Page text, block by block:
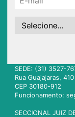
SEDE: (31) 3527-
Rua Guajajaras,
CEP 30180-912
Funcionamento:
SECCIONAL JUIZ